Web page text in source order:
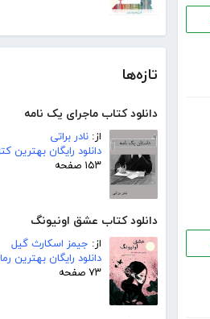
تازه‌ها
دانلود کتاب ماجرای یک نامه
از: نادر براتی
دانلود رایگان بهترین
۱۵۳ صفحه
دانلود کتاب عشق اونیونگ
از: جیمز اسکارث گیل
دانلود رایگان بهترین
۷۳ صفحه